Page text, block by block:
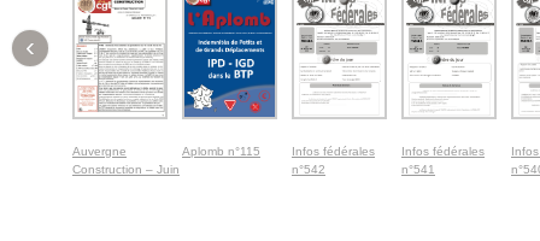
Auvergne
Construction – Juin
Aplomb n°115
Infos fédérales
n°542
Infos fédérales
n°541
‹